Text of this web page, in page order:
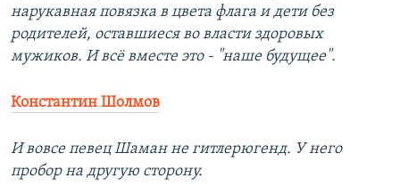
нарукавная повязка в цвета флага и дети без
родителей, оставшиеся во власти здоровых
мужиков. И всё вместе это - "наше будущее".
Константин Шолмов
И вовсе певец Шаман не гитлерюгенд. У него
пробор на другую сторону.